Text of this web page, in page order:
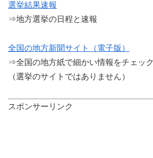
選挙結果速報
⇒地方選挙の日程と速報
全国の地方新聞サイト（電子版）
⇒全国の地方紙で細かい情報をチェック
（選挙のサイトではありません）
スポンサーリンク